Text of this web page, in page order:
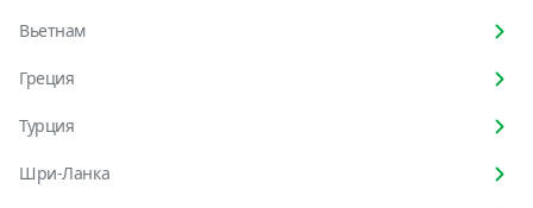
Вьетнам
Греция
Турция
Шри-Ланка